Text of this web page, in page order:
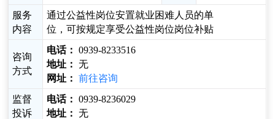
服务
内容
通过公益性岗位安置就业困难人员的单
位，可按规定享受公益性岗位岗位补贴
咨询
方式
电话： 0939-8233516
地址： 无
网址： 前往咨询
监督
投诉
电话： 0939-8236029
地址： 无